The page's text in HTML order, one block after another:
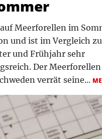
Meerforellen im
und ist im Vergleich
und Frühjahr sehr
Der
verrät seine...